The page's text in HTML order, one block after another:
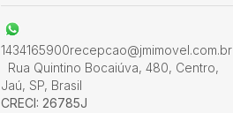
1434165900recepcao@jmimovel.com.br
Rua Quintino Bocaiúva, 480, Centro,
Jaú, SP, Brasil
CRECI: 26785J